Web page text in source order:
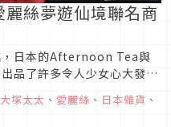
絲夢遊仙境聯名商
，日本的Afternoon Tea與
品了許多令人少女心大發的
的各種相關圖案造型，要來
滿不可思議的氣息。
大塚太太 、 愛麗絲 、 日本雜貨 、